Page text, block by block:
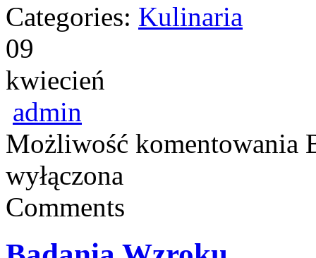
Categories: Kulinaria
09
kwiecień
admin
Możliwość komentowania
wyłączona
Comments